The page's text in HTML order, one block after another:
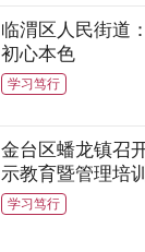
临渭区人民街道
初心本色
学习笃行
金台区蟠龙镇召
示教育暨管理培
学习笃行